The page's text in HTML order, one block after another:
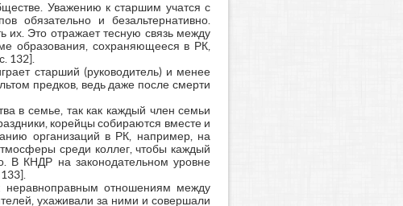
Уважению к старшим учатся с
обязательно и безальтернативно.
Это отражает тесную связь между
образования, сохраняющееся в РК,
132].
старший (руководитель) и менее
предков, ведь даже после смерти
в семье, так как каждый член семьи
корейцы собираются вместе и
организаций в РК, например, на
среди коллег, чтобы каждый
В КНДР на законодательном уровне
неравноправным отношениям между
ухаживали за ними и совершали